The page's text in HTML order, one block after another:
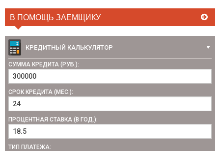
В ПОМОЩЬ ЗАЕМЩИКУ
КРЕДИТНЫЙ КАЛЬКУЛЯТОР
СУММА КРЕДИТА (РУБ.):
СРОК КРЕДИТА (МЕС.):
ПРОЦЕНТНАЯ СТАВКА (В ГОД.):
ТИП ПЛАТЕЖА: